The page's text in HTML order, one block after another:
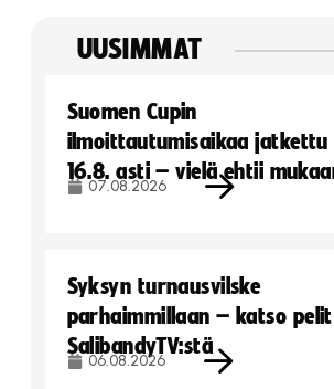
UUSIMMAT
Suomen Cupin
ilmoittautumisaikaa jatkettu
16.8. asti – vielä ehtii
07.08.2026
Syksyn turnausvilske
parhaimmillaan – katso pelit
SalibandyTV:stä
06.08.2026